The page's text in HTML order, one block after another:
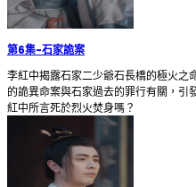
第6集-石家詭案
李紅中揭露石家二少爺石長橋的極火之
的詭異命案與石家過去的罪行有關，引
紅中所言死於烈火焚身嗎？